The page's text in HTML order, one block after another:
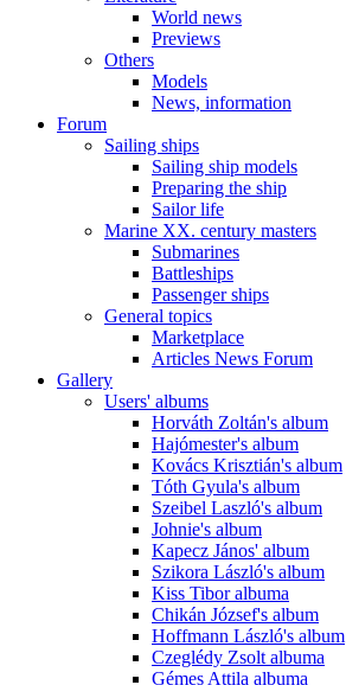
World news
Previews
Others
Models
News, information
Forum
Sailing ships
Sailing ship models
Preparing the ship
Sailor life
Marine XX. century masters
Submarines
Battleships
Passenger ships
General topics
Marketplace
Articles News Forum
Gallery
Users' albums
Horváth Zoltán's album
Hajómester's album
Kovács Krisztián's album
Tóth Gyula's album
Szeibel Laszló's album
Johnie's album
Kapecz János' album
Szikora László's album
Kiss Tibor albuma
Chikán József's album
Hoffmann László's album
Czeglédy Zsolt albuma
Gémes Attila albuma